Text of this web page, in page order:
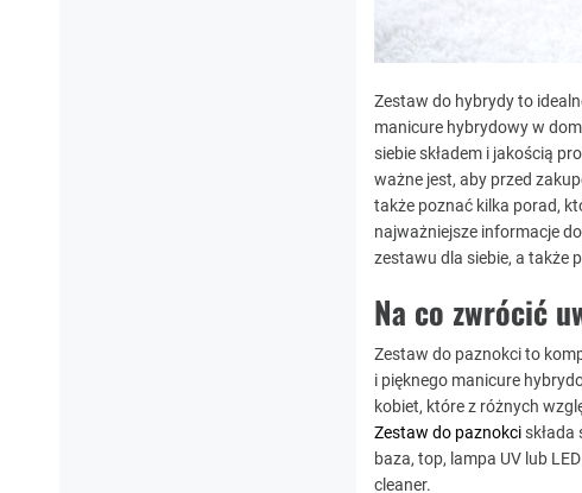
Zestaw do hybrydyto
manicure hybrydowy w
siebie składem i jakością
ważne jest, aby przed
także poznać kilka porad,
najważniejsze informacje
zestawu dla siebie, a także
Na co zwrócić
Zestaw do paznokcito
i pięknego manicure
kobiet, które z różnych
Zestaw do paznokciskłada
baza, top, lampa UV lub
cleaner.